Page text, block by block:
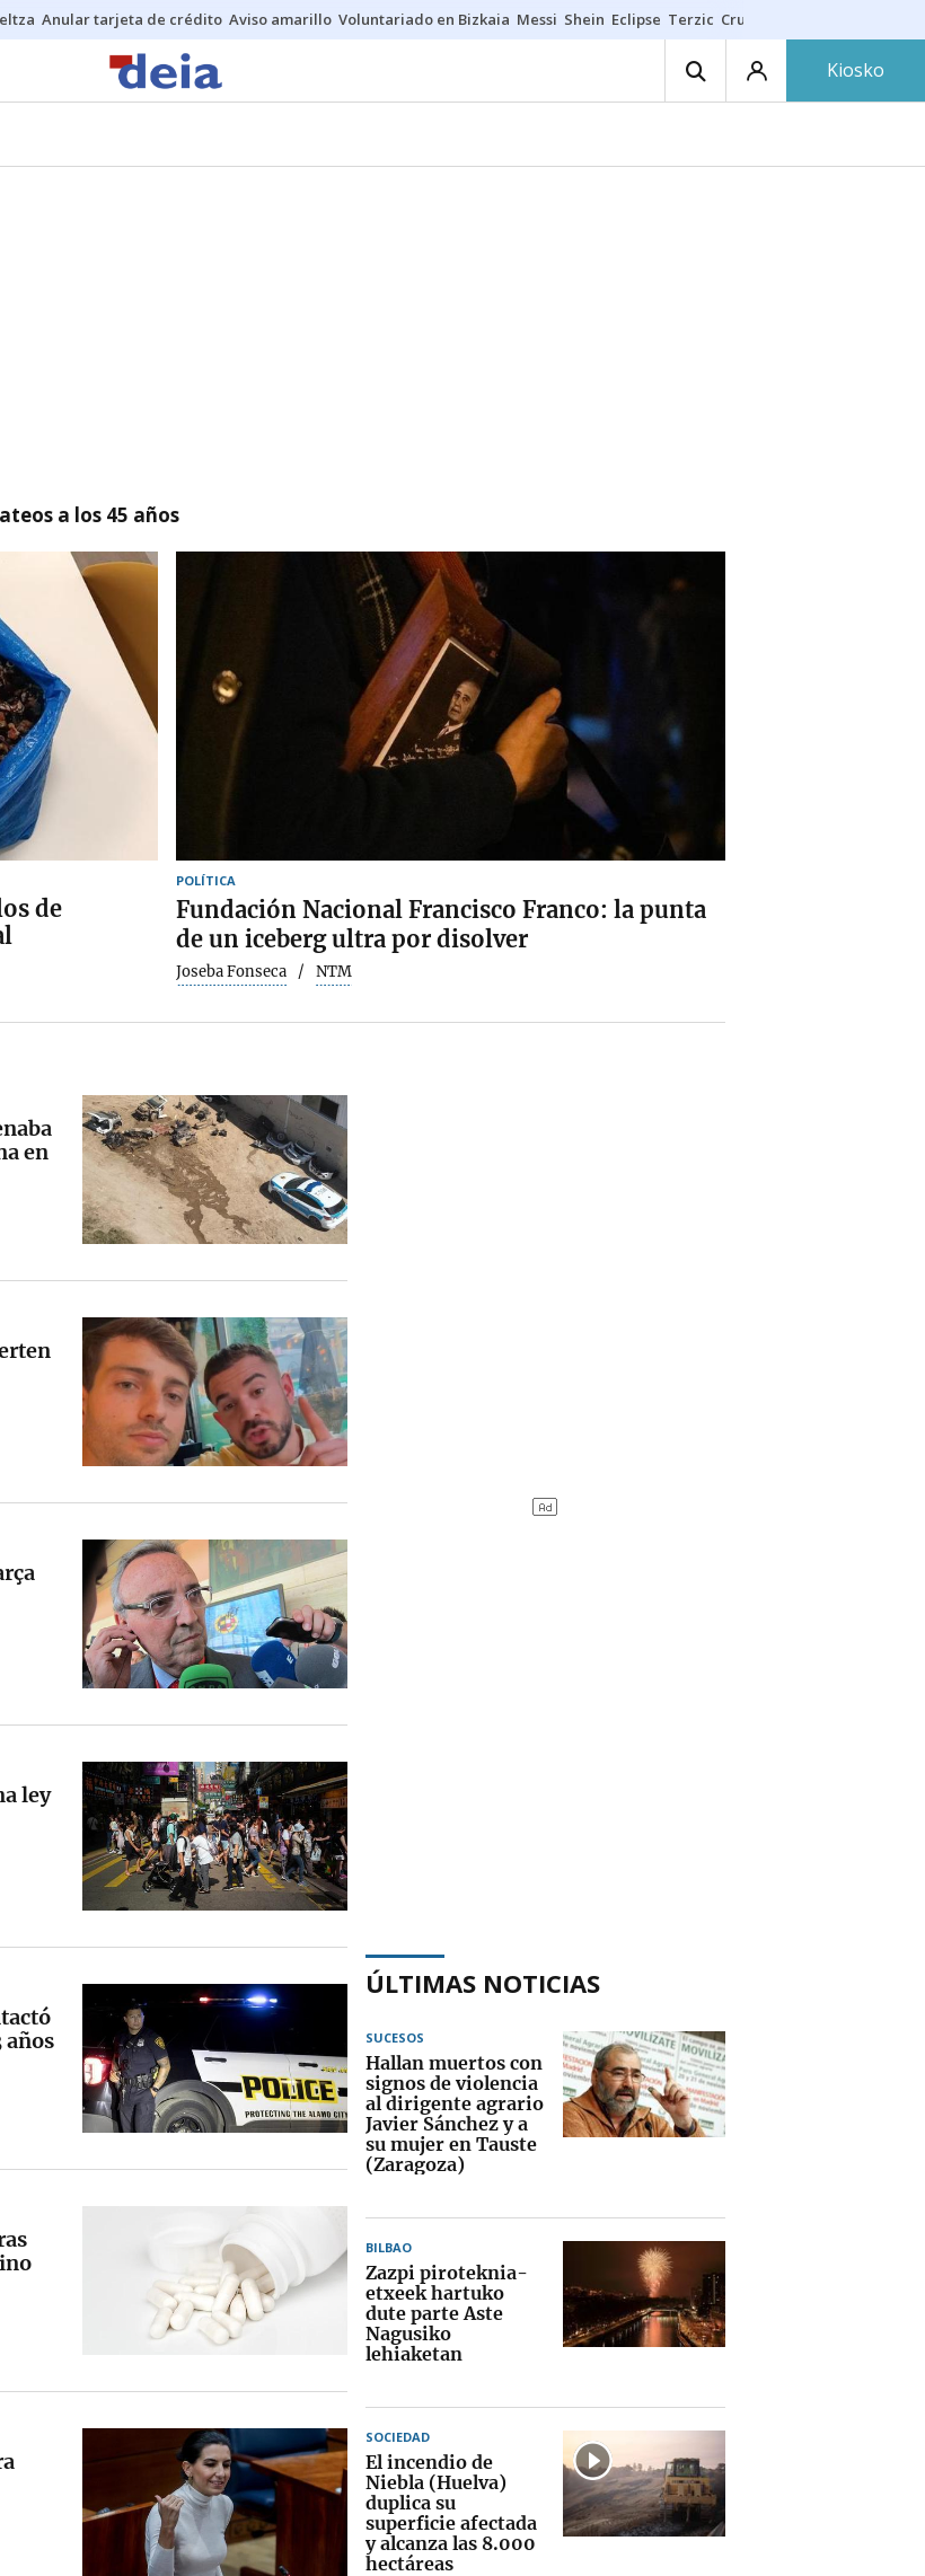
Anular tarjeta de crédito Aviso amarillo Voluntariado en Bizkaia Messi Shein Eclipse Terzic Cruz Gorbeia
Kiosko
a los 45 años
de
POLÍTICA
Fundación Nacional Francisco Franco: la punta
de un iceberg ultra por disolver
Joseba Fonseca NTM
en
ley
años
ÚLTIMAS NOTICIAS
SUCESOS
Hallan muertos con
signos de violencia
al dirigente agrario
Javier Sánchez y a
su mujer en Tauste
(Zaragoza)
BILBAO
Zazpi piroteknia-
etxeek hartuko
dute parte Aste
Nagusiko
lehiaketan
SOCIEDAD
El incendio de
Niebla (Huelva)
duplica su
superficie afectada
y alcanza las 8.000
hectáreas